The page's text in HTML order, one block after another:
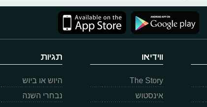
ווידיאו
The Story
אינסטוש
תגיות
היוש או ביוש
נבחרי השנה